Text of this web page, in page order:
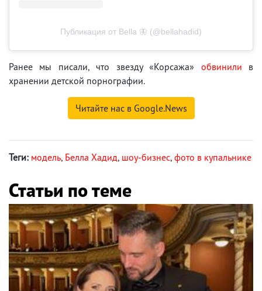
Публикация от Bella 🦋 (@bellahadid)
Ранее мы писали, что звезду «Корсажа» обвинили в
хранении детской порнографии.
Читайте нас в Google.News
Теги: модель, Белла Хадид, шоу-бизнес, фото в купальнике
Статьи по теме